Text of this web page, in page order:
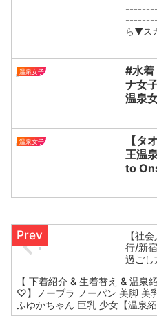
ら▼ス
温泉女子
#水着
ナ女
温泉
温泉女子
【タ
王温
to Onsen #एक
【社
行/新
過ごし
【 下着紹介 & 生着替え & 温泉
♡】ノーブラ ノーパン 美脚 美
ふゆかちゃん 巨乳 少女【温泉
子図鑑 】Japanese hot springs | 일